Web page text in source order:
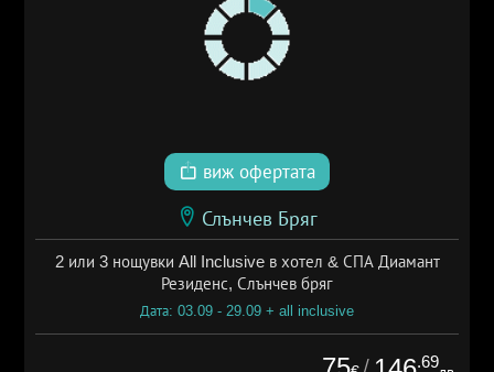
виж офертата
Слънчев Бряг
2 или 3 нощувки All Inclusive в хотел & СПА Диамант
Резиденс, Слънчев бряг
Дата: 03.09 - 29.09 + all inclusive
/ .69